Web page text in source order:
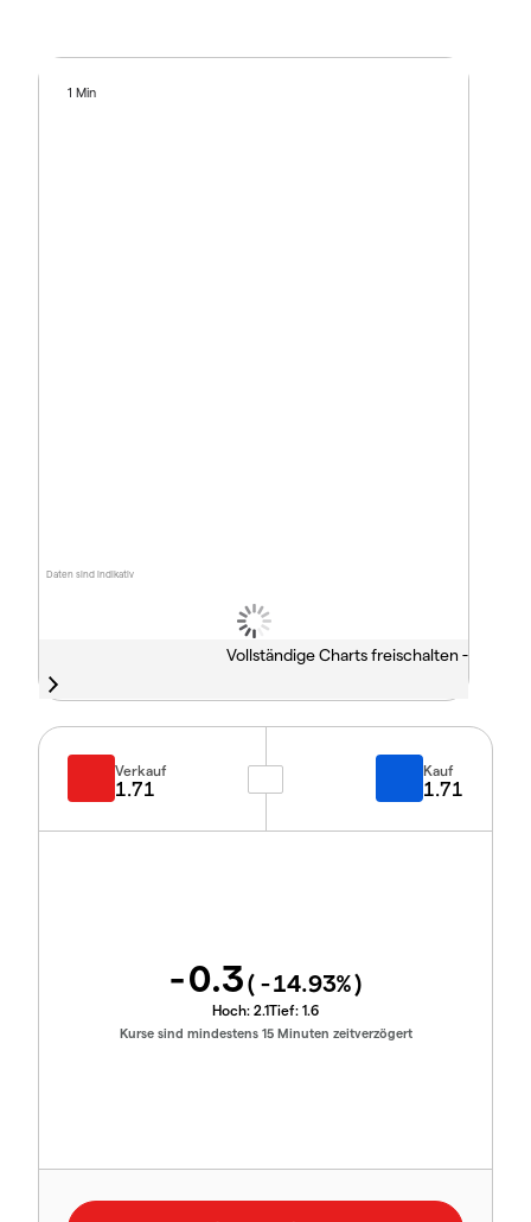
Daten sind indikativ
1 Min
Vollständige Charts freischalten -
Verkauf
1.71
Kauf
1.71
-0.3( -14.93%)
Hoch: 2.1Tief: 1.6
Kurse sind mindestens 15 Minuten zeitverzögert